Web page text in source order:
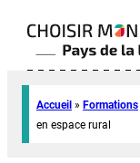
Accueil » Formations
en espace rural